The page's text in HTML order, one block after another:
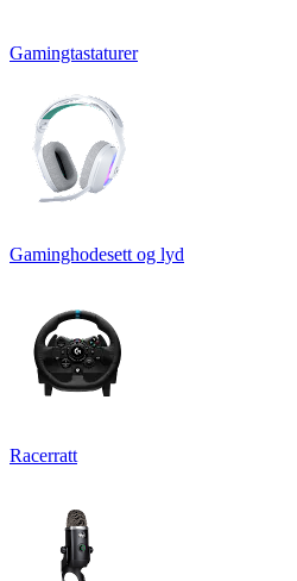
Gamingtastaturer
Gaminghodesett og lyd
Racerratt